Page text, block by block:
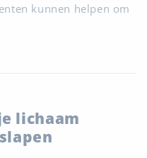
kunnen helpen om
lichaam